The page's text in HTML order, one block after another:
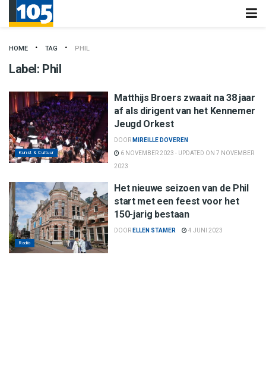
HOME TAG PHIL
Label: Phil
Kunst & Cultuur
Matthijs Broers zwaait na 38 jaar
af als dirigent van het Kennemer
Jeugd Orkest
DOOR MIREILLE DOVEREN
6 NOVEMBER 2023 - UPDATED ON 7 NOVEMBER
2023
Radio
Het nieuwe seizoen van de Phil
start met een feest voor het
150-jarig bestaan
DOOR ELLEN STAMER 4 JUNI 2023